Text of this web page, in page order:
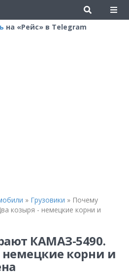
на «Рейс» в Telegram
» Грузовики » Почему
козыря - немецкие корни и
КАМАЗ-5490.
корни и